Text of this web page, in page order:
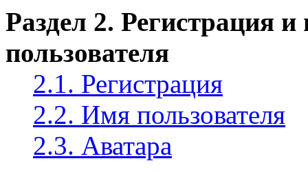
Раздел 2. Регистрация
пользователя
2.1. Регистрация
2.2. Имя пользователя
2.3. Аватара